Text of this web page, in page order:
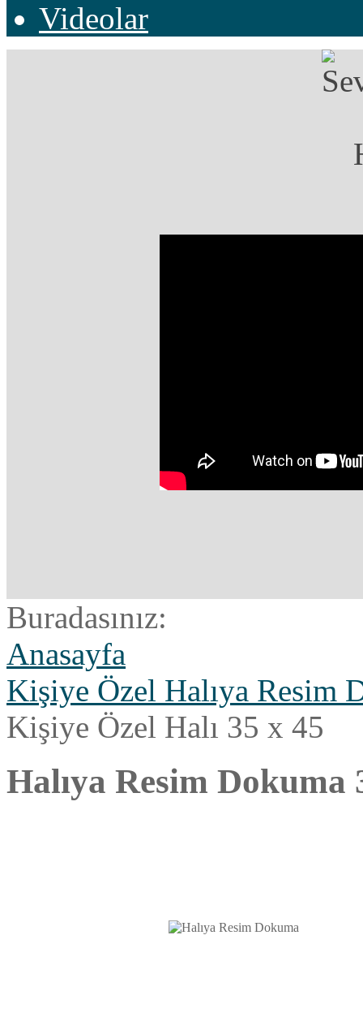
Videolar
Buradasınız:
Anasayfa
Kişiye Özel Halıya Resim
Kişiye Özel Halı 35 x 45
Halıya Resim Dokuma